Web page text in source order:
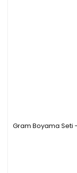
Gram Boyama Seti